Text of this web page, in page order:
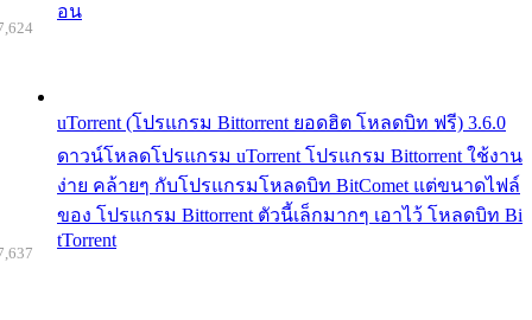
อน
uTorrent (โปรแกรม Bittorrent ยอดฮิต โหลดบิท ฟรี) 3.6.0
ดาวน์โหลดโปรแกรม uTorrent โปรแกรม Bittorrent ใช้งาน
ง่าย คล้ายๆ กับโปรแกรมโหลดบิท BitComet แต่ขนาดไฟล์
ของ โปรแกรม Bittorrent ตัวนี้เล็กมากๆ เอาไว้ โหลดบิท Bi
tTorrent